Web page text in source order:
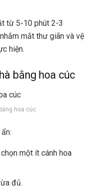
từ 5-10 phút 2-3
mắt thư giãn và vệ
hiện.
bằng hoa cúc
hoa cúc
một ít cánh hoa
đủ.